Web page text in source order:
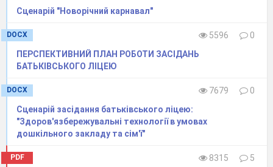
Сценарій "Новорічний карнавал"
DOCX 5596
0
ПЕРСПЕКТИВНИЙ ПЛАН РОБОТИ ЗАСІДАНЬ
БАТЬКІВСЬКОГО ЛІЦЕЮ
DOCX 7679
0
Сценарій засідання батьківського ліцею:
"Здоров'язбережувальні технології в умовах
дошкільного закладу та сім'ї"
PDF 8315
5